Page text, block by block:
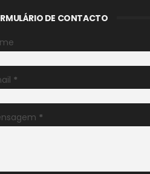
DE CONTACTO
*
*